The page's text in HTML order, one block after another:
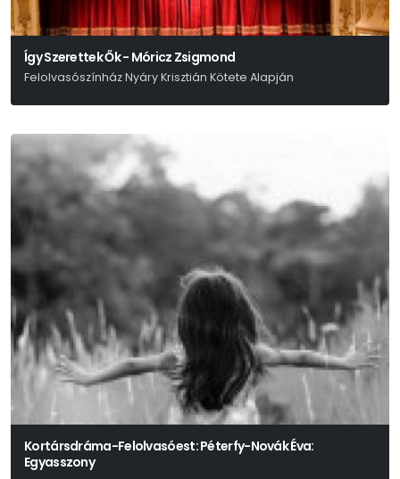
Így Szerettek Ők - Móricz Zsigmond
Felolvasószínház Nyáry Krisztián Kötete Alapján
Kortársdráma-Felolvasóest: Péterfy-Novák Éva:
Egyasszony